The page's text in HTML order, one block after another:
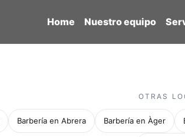
Home Nuestro equipo
OTRAS
Barbería en Abrera Barbería en Àger